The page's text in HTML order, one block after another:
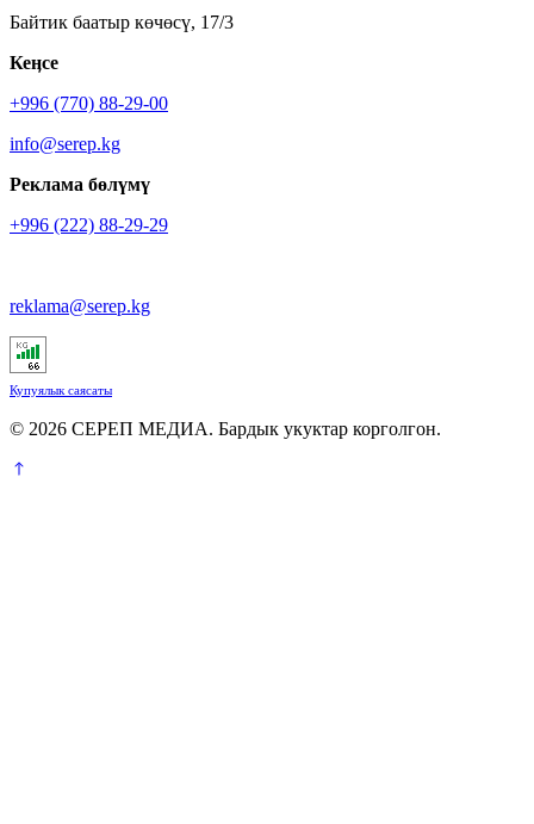
Байтик баатыр көчөсү, 17/3
Кеӊсе
+996 (770) 88-29-00
info@serep.kg
Реклама бөлүмү
+996 (222) 88-29-29
reklama@serep.kg
Купуялык саясаты
© 2026 СЕРЕП МЕДИА. Бардык укуктар корголгон.